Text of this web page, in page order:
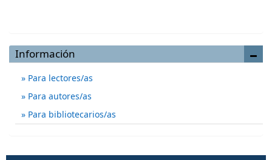
Información
Para lectores/as
Para autores/as
Para bibliotecarios/as